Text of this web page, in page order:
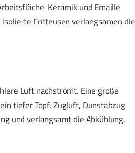
Keramik und Emaille
Fritteusen verlangsamen die
Luft nachströmt. Eine große
tiefer Topf. Zugluft, Dunstabzug
und verlangsamt die Abkühlung.